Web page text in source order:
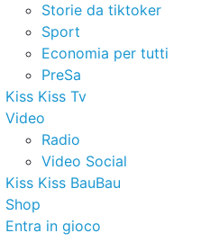
Storie da tiktoker
Sport
Economia per tutti
PreSa
Kiss Kiss Tv
Video
Radio
Video Social
Kiss Kiss BauBau
Shop
Entra in gioco